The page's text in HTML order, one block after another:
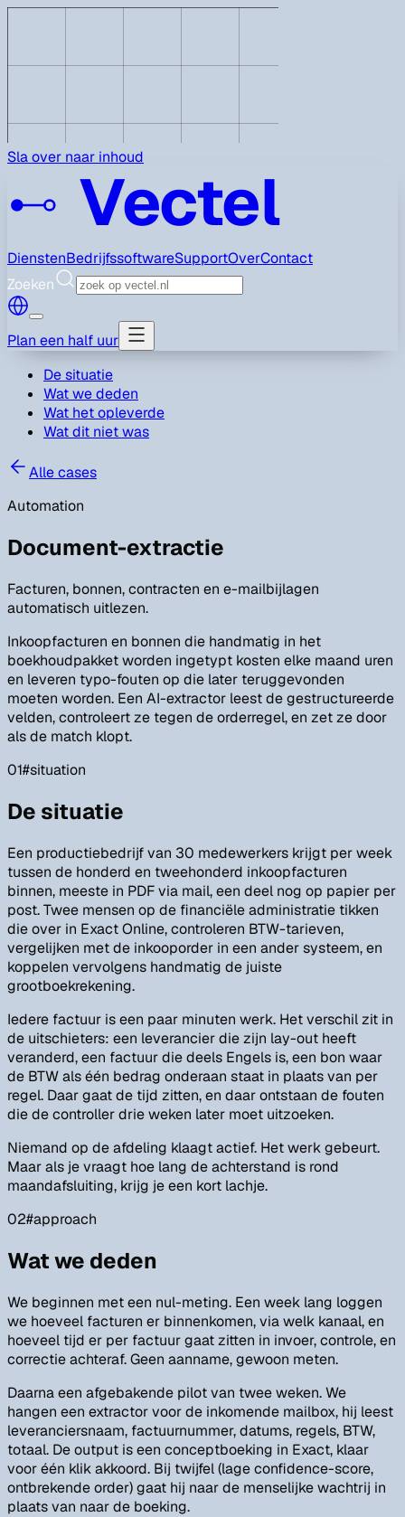
Sla over naar inhoud
Vectel
DienstenBedrijfssoftwareSupportOverContact
Zoeken
Plan een half uur
De situatie
Wat we deden
Wat het opleverde
Wat dit niet was
Alle cases
Automation
Document-extractie
Facturen, bonnen, contracten en e-mailbijlagen
automatisch uitlezen.
Inkoopfacturen en bonnen die handmatig in het
boekhoudpakket worden ingetypt kosten elke maand uren
en leveren typo-fouten op die later teruggevonden
moeten worden. Een AI-extractor leest de gestructureerde
velden, controleert ze tegen de orderregel, en zet ze door
als de match klopt.
01#situation
De situatie
Een productiebedrijf van 30 medewerkers krijgt per week
tussen de honderd en tweehonderd inkoopfacturen
binnen, meeste in PDF via mail, een deel nog op papier per
post. Twee mensen op de financiële administratie tikken
die over in Exact Online, controleren BTW-tarieven,
vergelijken met de inkooporder in een ander systeem, en
koppelen vervolgens handmatig de juiste
grootboekrekening.
Iedere factuur is een paar minuten werk. Het verschil zit in
de uitschieters: een leverancier die zijn lay-out heeft
veranderd, een factuur die deels Engels is, een bon waar
de BTW als één bedrag onderaan staat in plaats van per
regel. Daar gaat de tijd zitten, en daar ontstaan de fouten
die de controller drie weken later moet uitzoeken.
Niemand op de afdeling klaagt actief. Het werk gebeurt.
Maar als je vraagt hoe lang de achterstand is rond
maandafsluiting, krijg je een kort lachje.
02#approach
Wat we deden
We beginnen met een nul-meting. Een week lang loggen
we hoeveel facturen er binnenkomen, via welk kanaal, en
hoeveel tijd er per factuur gaat zitten in invoer, controle, en
correctie achteraf. Geen aanname, gewoon meten.
Daarna een afgebakende pilot van twee weken. We
hangen een extractor voor de inkomende mailbox, hij leest
leveranciersnaam, factuurnummer, datums, regels, BTW,
totaal. De output is een conceptboeking in Exact, klaar
voor één klik akkoord. Bij twijfel (lage confidence-score,
ontbrekende order) gaat hij naar de menselijke wachtrij in
plaats van naar de boeking.